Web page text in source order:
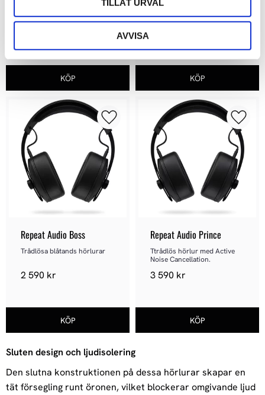
TILLÅT URVAL
AVVISA
High-End klassen
Exklusiv Sluten Dynamisk lur
Repeat Audio Boss
Trådlösa blåtands hörlurar
2 590 kr
Lägg till i favoriter
Repeat Audio Prince
Ttrådlös hörlur med Active
Noise Cancellation.
3 590 kr
Lägg
Sluten design och ljudisolering
Den slutna konstruktionen på dessa hörlurar skapar en
tät försegling runt öronen, vilket blockerar omgivande ljud